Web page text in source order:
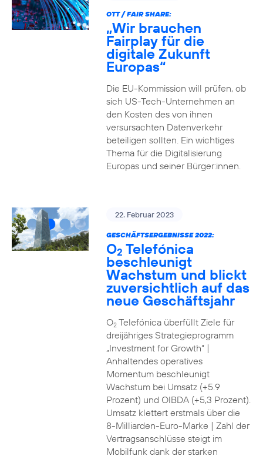
OTT / FAIR SHARE:
„Wir brauchen
Fairplay für die
digitale Zukunft
Europas“
Die EU-Kommission will prüfen, ob
sich US-Tech-Unternehmen an
den Kosten des von ihnen
versursachten Datenverkehr
beteiligen sollten. Ein wichtiges
Thema für die Digitalisierung
Europas und seiner Bürger:innen.
22. Februar 2023
GESCHÄFTSERGEBNISSE 2022:
O2 Telefónica
beschleunigt
Wachstum und blickt
zuversichtlich auf das
neue Geschäftsjahr
O2Telefónica überfüllt Ziele für
dreijähriges Strategieprogramm
„Investment for Growth“ |
Anhaltendes operatives
Momentum beschleunigt
Wachstum bei Umsatz (+5.9
Prozent) und OIBDA (+5,3 Prozent).
Umsatz klettert erstmals über die
8-Milliarden-Euro-Marke | Zahl der
Vertragsanschlüsse steigt im
Mobilfunk dank der starken